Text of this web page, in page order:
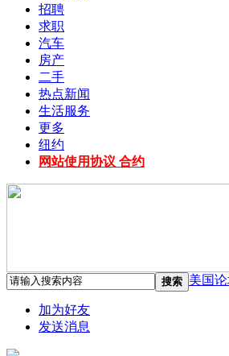
招聘
求职
汽车
房产
二手
热点新闻
生活服务
更多
纽约
网站使用协议 合约
搜索 美国
加为好友
发送消息